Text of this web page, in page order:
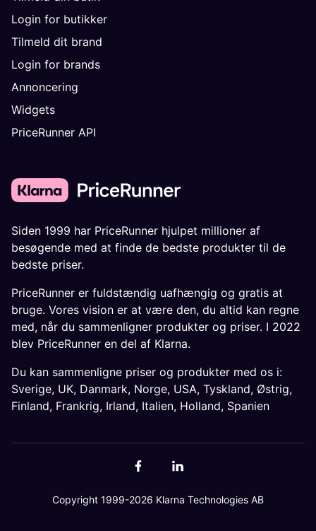
Login for butikker
Tilmeld dit brand
Login for brands
Annoncering
Widgets
PriceRunner API
Siden 1999 har PriceRunner hjulpet millioner af
besøgende med at finde de bedste produkter til de
bedste priser.
PriceRunner er fuldstændig uafhængig og gratis at
bruge. Vores vision er at være den, du altid kan regne
med, når du sammenligner produkter og priser. I 2022
blev PriceRunner en del af Klarna.
Du kan sammenligne priser og produkter med os i:
Sverige, UK, Danmark, Norge, USA, Tyskland, Østrig,
Finland, Frankrig, Irland, Italien, Holland, Spanien
Copyright 1999-2026 Klarna Technologies AB